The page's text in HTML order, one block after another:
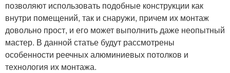
позволяют использовать подобные конструкции как
внутри помещений, так и снаружи, причем их монтаж
довольно прост, и его может выполнить даже неопытный
мастер. В данной статье будут рассмотрены
особенности реечных алюминиевых потолков и
технология их монтажа.